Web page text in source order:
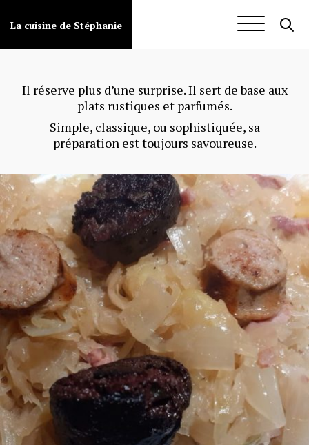
auLa cuisine de Stéphanie
Il réserve plus d’une surprise. Il sert de base aux
plats rustiques et parfumés.
Simple, classique, ou sophistiquée, sa
préparation est toujours savoureuse.